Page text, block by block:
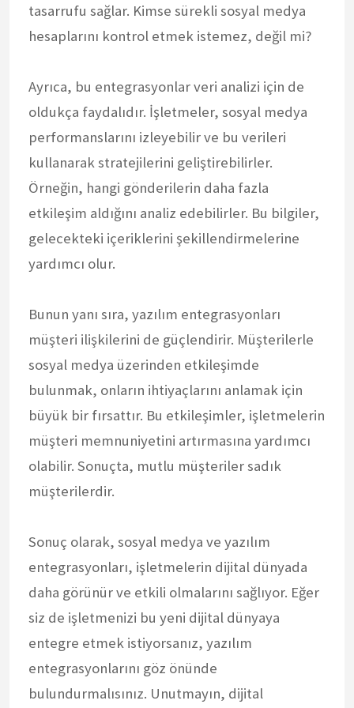
tasarrufu sağlar. Kimse sürekli sosyal medya
hesaplarını kontrol etmek istemez, değil mi?
Ayrıca, bu entegrasyonlar veri analizi için de
oldukça faydalıdır. İşletmeler, sosyal medya
performanslarını izleyebilir ve bu verileri
kullanarak stratejilerini geliştirebilirler.
Örneğin, hangi gönderilerin daha fazla
etkileşim aldığını analiz edebilirler. Bu bilgiler,
gelecekteki içeriklerini şekillendirmelerine
yardımcı olur.
Bunun yanı sıra, yazılım entegrasyonları
müşteri ilişkilerini de güçlendirir. Müşterilerle
sosyal medya üzerinden etkileşimde
bulunmak, onların ihtiyaçlarını anlamak için
büyük bir fırsattır. Bu etkileşimler, işletmelerin
müşteri memnuniyetini artırmasına yardımcı
olabilir. Sonuçta, mutlu müşteriler sadık
müşterilerdir.
Sonuç olarak, sosyal medya ve yazılım
entegrasyonları, işletmelerin dijital dünyada
daha görünür ve etkili olmalarını sağlıyor. Eğer
siz de işletmenizi bu yeni dijital dünyaya
entegre etmek istiyorsanız, yazılım
entegrasyonlarını göz önünde
bulundurmalısınız. Unutmayın, dijital